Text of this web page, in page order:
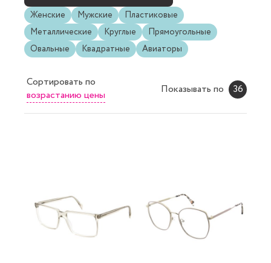
Женские Мужские
Пластиковые
Металлические
Круглые
Прямоугольные
Овальные
Квадратные Авиаторы
Сортировать по
возрастанию цены
Показывать по 36